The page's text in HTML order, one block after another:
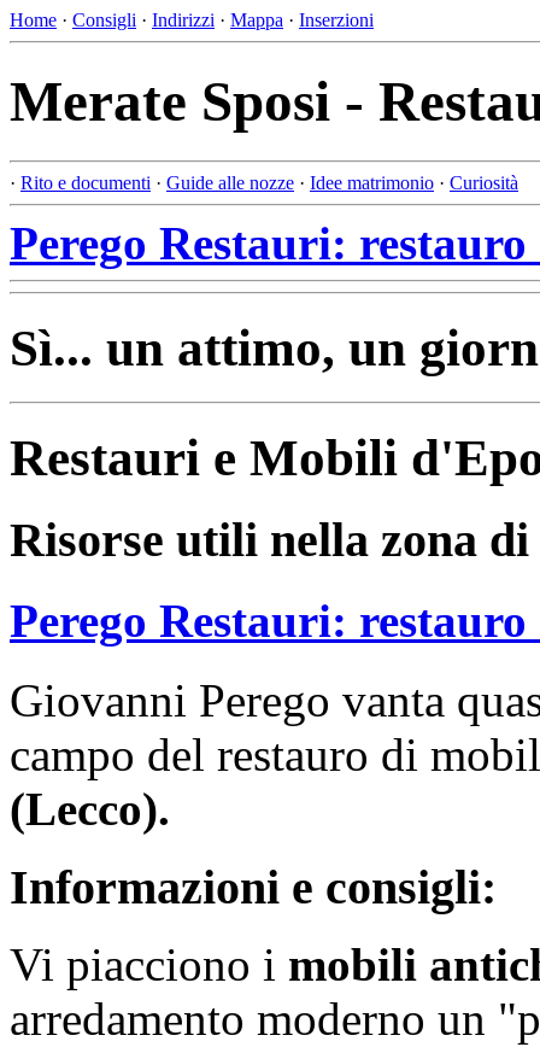
Home · Consigli · Indirizzi · Mappa · Inserzioni
Merate Sposi -
· Rito e documenti · Guide alle nozze · Idee matrimonio · Curiosità
Perego Restauri:
Sì... un attimo, un
Restauri e Mobili
Risorse utili nella zona
Perego Restauri:
Giovanni Perego vanta
campo del restauro di
(Lecco).
Informazioni e consigli:
Vi piacciono i mobili
arredamento moderno un